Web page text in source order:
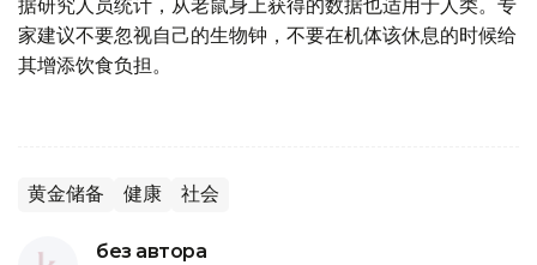
据研究人员统计，从老鼠身上获得的数据也适用于人类。专
家建议不要忽视自己的生物钟，不要在机体该休息的时候给
其增添饮食负担。
黄金储备 健康 社会
без автора